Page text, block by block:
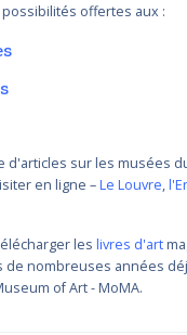
offertes aux :
d'articles sur les musées
en ligne –Le Louvre,
les livres d'art
de nombreuses années
of Art - MoMA.